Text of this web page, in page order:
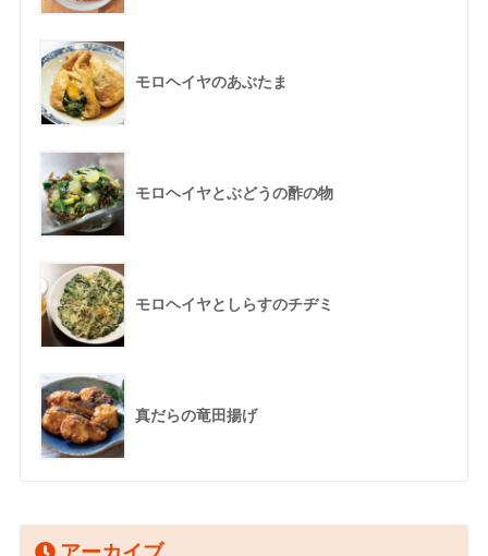
モロヘイヤのあぶたま
モロヘイヤとぶどうの酢の物
モロヘイヤとしらすのチヂミ
真だらの竜田揚げ